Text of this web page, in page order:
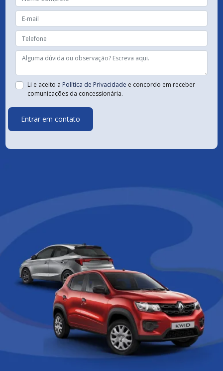
Li e aceito a Política de Privacidade e concordo em receber
comunicações da concessionária.
Entrar em contato